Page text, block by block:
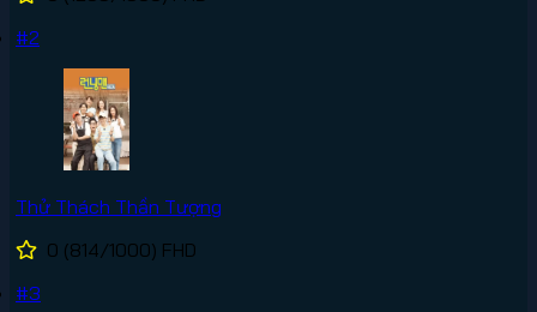
#2
Thử Thách Thần Tượng
0 (814/1000) FHD
#3